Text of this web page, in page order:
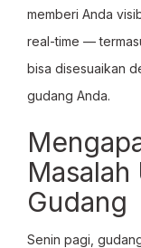
memberi Anda
real-time —
bisa disesuaikan
gudang Anda.
Gudang
Senin pagi,